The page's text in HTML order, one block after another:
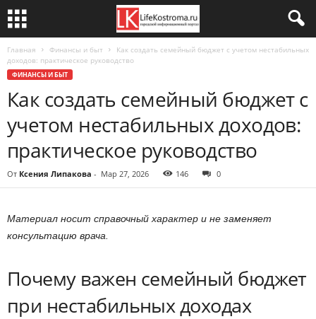
Главная Финансы и быт
Как создать семейный бюджет с учетом нестабильных
доходов: практическое руководство
ФИНАНСЫ И БЫТ
Как создать семейный бюджет с
учетом нестабильных доходов:
практическое руководство
От Ксения Липакова - Мар 27, 2026 146 0
Материал носит справочный характер и не заменяет
консультацию врача.
Почему важен семейный бюджет
при нестабильных доходах